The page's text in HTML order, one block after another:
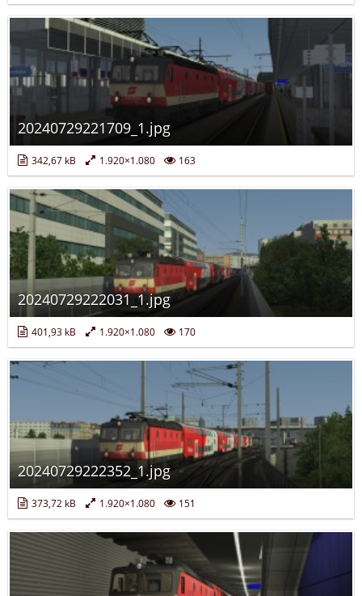
20240729221709_1.jpg
342,67 kB 1.920×1.080 163
20240729222031_1.jpg
401,93 kB 1.920×1.080 170
20240729222352_1.jpg
373,72 kB 1.920×1.080 151